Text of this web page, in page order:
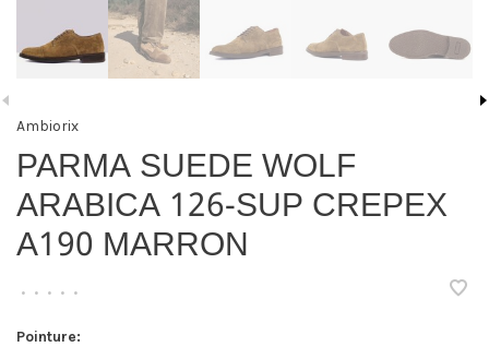
Ambiorix
PARMA SUEDE WOLF
ARABICA 126-SUP CREPEX
A190 MARRON
• • • • •
Pointure: